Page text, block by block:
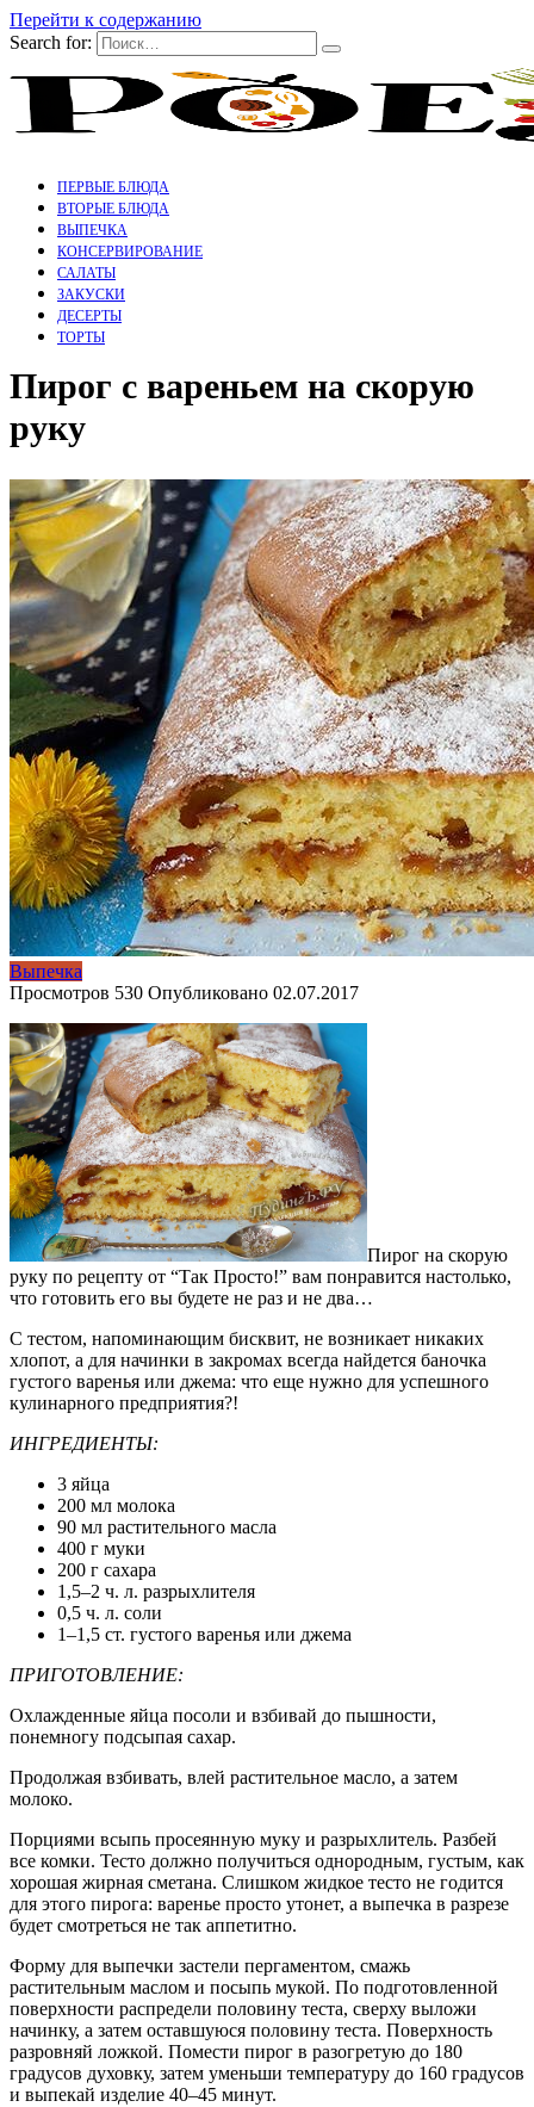
Перейти к содержанию
Search for:
ПЕРВЫЕ БЛЮДА
ВТОРЫЕ БЛЮДА
ВЫПЕЧКА
КОНСЕРВИРОВАНИЕ
САЛАТЫ
ЗАКУСКИ
ДЕСЕРТЫ
ТОРТЫ
Пирог с вареньем на скорую
руку
Выпечка
Просмотров 530 Опубликовано 02.07.2017
Пирог на скорую
руку по рецепту от “Так Просто!” вам понравится настолько,
что готовить его вы будете не раз и не два…
С тестом, напоминающим бисквит, не возникает никаких
хлопот, а для начинки в закромах всегда найдется баночка
густого варенья или джема: что еще нужно для успешного
кулинарного предприятия?!
ИНГРЕДИЕНТЫ:
3 яйца
200 мл молока
90 мл растительного масла
400 г муки
200 г сахара
1,5–2 ч. л. разрыхлителя
0,5 ч. л. соли
1–1,5 ст. густого варенья или джема
ПРИГОТОВЛЕНИЕ:
Охлажденные яйца посоли и взбивай до пышности,
понемногу подсыпая сахар.
Продолжая взбивать, влей растительное масло, а затем
молоко.
Порциями всыпь просеянную муку и разрыхлитель. Разбей
все комки. Тесто должно получиться однородным, густым, как
хорошая жирная сметана. Слишком жидкое тесто не годится
для этого пирога: варенье просто утонет, а выпечка в разрезе
будет смотреться не так аппетитно.
Форму для выпечки застели пергаментом, смажь
растительным маслом и посыпь мукой. По подготовленной
поверхности распредели половину теста, сверху выложи
начинку, а затем оставшуюся половину теста. Поверхность
разровняй ложкой. Помести пирог в разогретую до 180
градусов духовку, затем уменьши температуру до 160 градусов
и выпекай изделие 40–45 минут.